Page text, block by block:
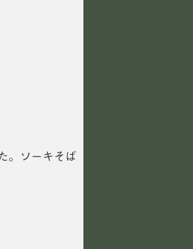
。ソーキそば